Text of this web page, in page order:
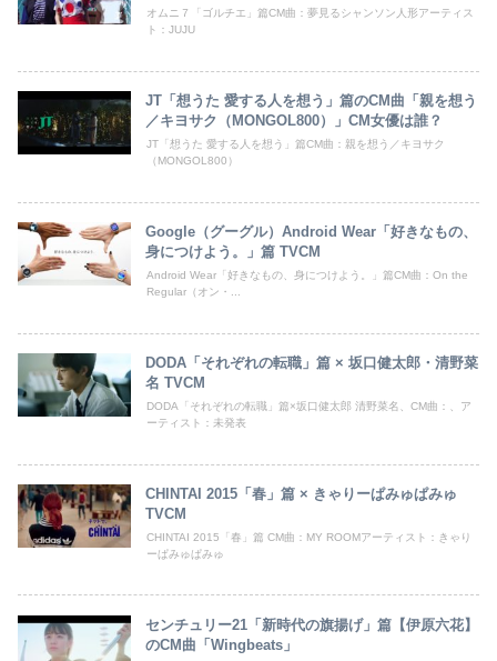
オムニ７「ゴルチエ」篇CM曲：夢見るシャンソン人形アーティス
ト：JUJU
JT「想うた 愛する人を想う」篇のCM曲「親を想う
／キヨサク（MONGOL800）」CM女優は誰？
JT「想うた 愛する人を想う」篇CM曲：親を想う／キヨサク
（MONGOL800）
Google（グーグル）Android Wear「好きなもの、
身につけよう。」篇 TVCM
Android Wear「好きなもの、身につけよう。」篇CM曲：On the
Regular（オン・...
DODA「それぞれの転職」篇 × 坂口健太郎・清野菜
名 TVCM
DODA「それぞれの転職」篇×坂口健太郎 清野菜名、CM曲：、ア
ーティスト：未発表
CHINTAI 2015「春」篇 × きゃりーぱみゅぱみゅ
TVCM
CHINTAI 2015「春」篇 CM曲：MY ROOMアーティスト：きゃり
ーぱみゅぱみゅ
センチュリー21「新時代の旗揚げ」篇【伊原六花】
のCM曲「Wingbeats」